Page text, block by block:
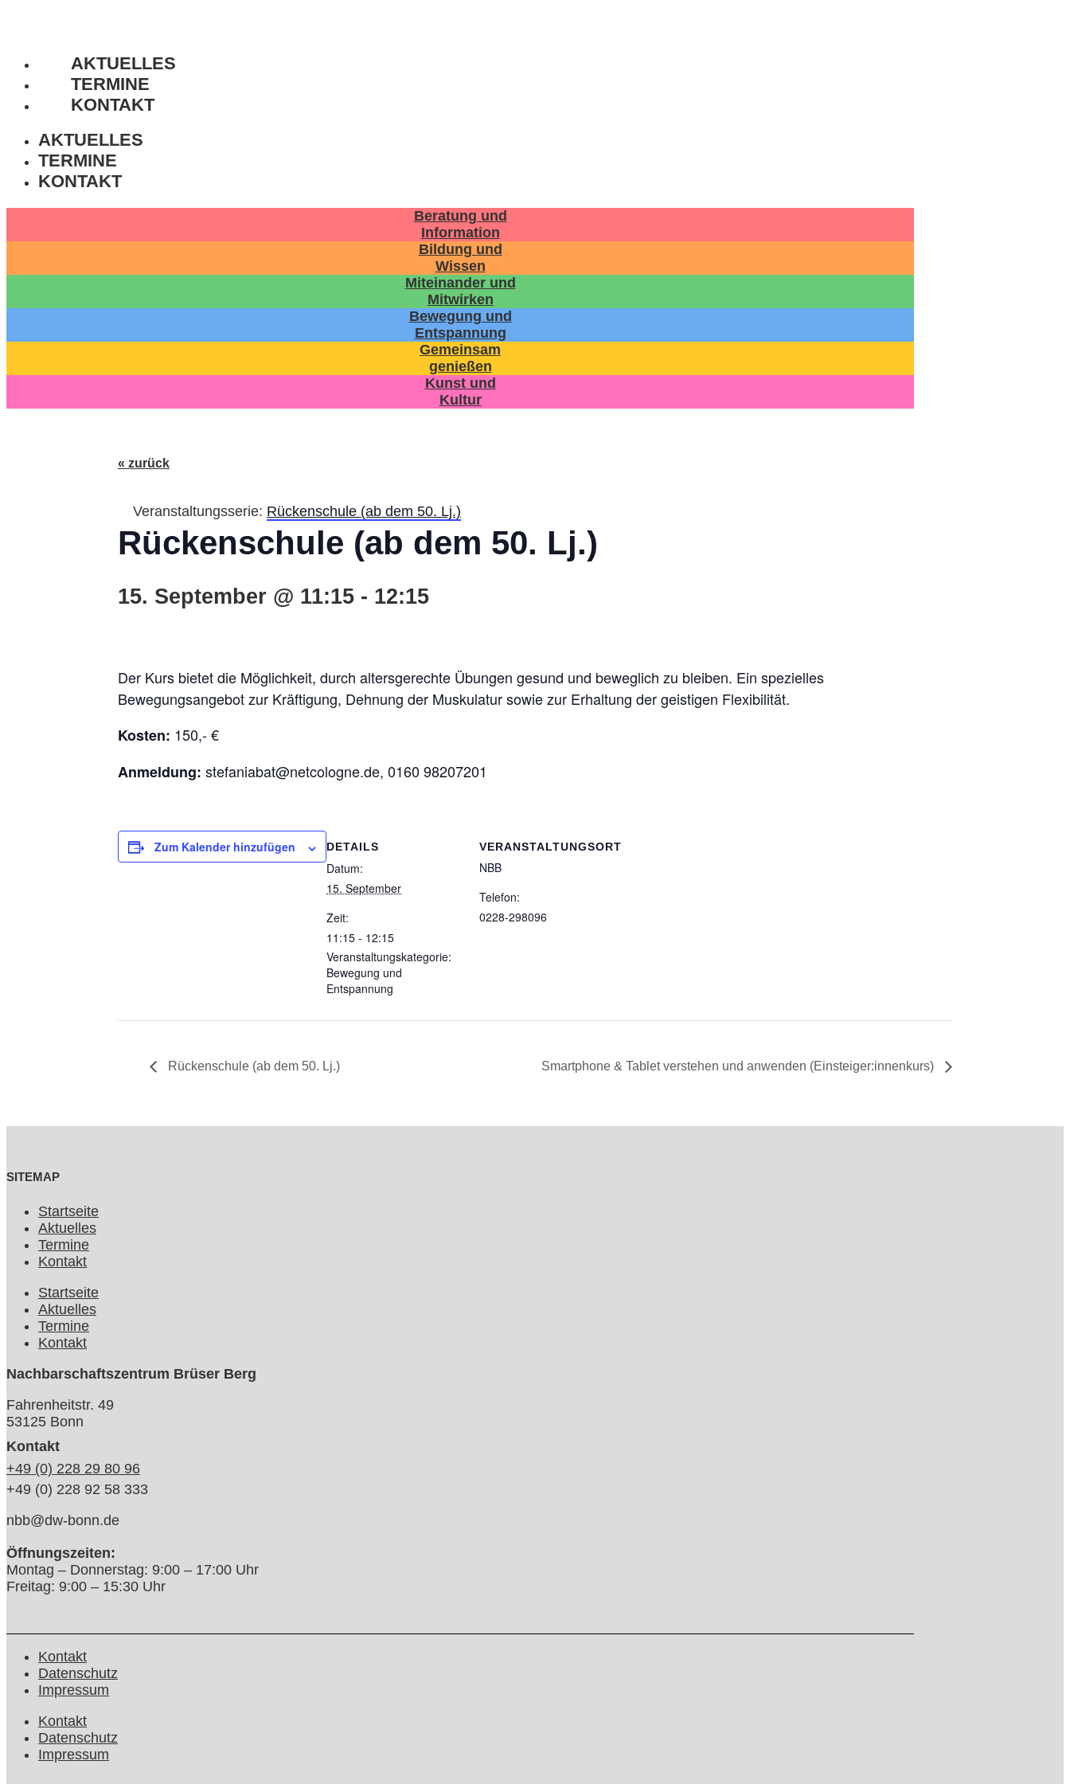
AKTUELLES
TERMINE
KONTAKT
AKTUELLES
TERMINE
KONTAKT
Beratung und
Information
Bildung und
Wissen
Miteinander und
Mitwirken
Bewegung und
Entspannung
Gemeinsam
genießen
Kunst und
Kultur
« zurück
Veranstaltungsserie: Rückenschule (ab dem 50. Lj.)
Rückenschule (ab dem 50. Lj.)
15. September @ 11:15 - 12:15
Der Kurs bietet die Möglichkeit, durch altersgerechte Übungen gesund und beweglich zu bleiben. Ein spezielles
Bewegungsangebot zur Kräftigung, Dehnung der Muskulatur sowie zur Erhaltung der geistigen Flexibilität.
Kosten: 150,- €
Anmeldung: stefaniabat@netcologne.de, 0160 98207201
Zum Kalender hinzufügen DETAILS
Datum:
15. September
Zeit:
11:15 - 12:15
Veranstaltungskategorie:
Bewegung und
Entspannung
VERANSTALTUNGSORT
NBB
Telefon:
0228-298096
Rückenschule (ab dem 50. Lj.) Smartphone & Tablet verstehen und anwenden (Einsteiger:innenkurs)
SITEMAP
Startseite
Aktuelles
Termine
Kontakt
Startseite
Aktuelles
Termine
Kontakt
Nachbarschaftszentrum Brüser Berg
Fahrenheitstr. 49
53125 Bonn
Kontakt
+49 (0) 228 29 80 96
+49 (0) 228 92 58 333
nbb@dw-bonn.de
Öffnungszeiten:
Montag – Donnerstag: 9:00 – 17:00 Uhr
Freitag: 9:00 – 15:30 Uhr
Kontakt
Datenschutz
Impressum
Kontakt
Datenschutz
Impressum